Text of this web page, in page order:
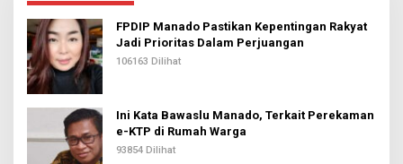
FPDIP Manado Pastikan Kepentingan Rakyat
Jadi Prioritas Dalam Perjuangan
106163 Dilihat
Ini Kata Bawaslu Manado, Terkait Perekaman
e-KTP di Rumah Warga
93854 Dilihat